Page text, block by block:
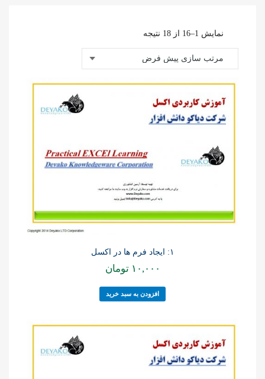
نمایش 1–16 از 18 نتیجه
۱: ایجاد فرم ها در اکسل
۱۰,۰۰۰ تومان
افزودن به سبد خرید